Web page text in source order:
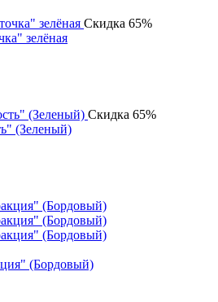
Скидка 65%
зелёная
Скидка 65%
(Зеленый)
(Бордовый)